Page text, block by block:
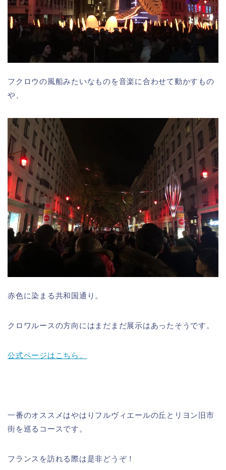
フクロウの風船みたいなものを音楽に合わせて動かすもの
や、
赤色に染まる共和国通り。
クロワルースの方向にはまだまだ展示はあったそうです。
公式ページはこちら。
一番のオススメはやはりフルヴィエールの丘とリヨン旧市
街を巡るコースです。
フランスを訪れる際は是非どうぞ！